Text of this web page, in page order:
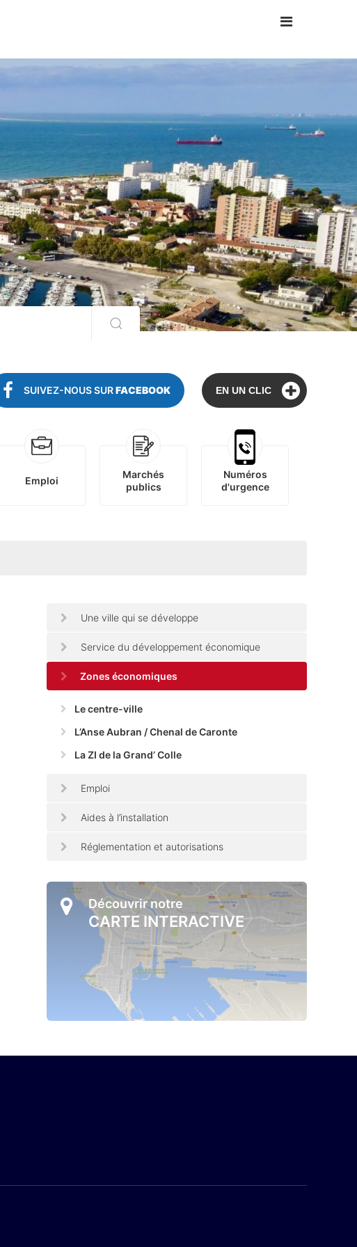
SUIVEZ-NOUS SURFACEBOOK EN UN CLIC
Emploi
Marchés
publics
Numéros
d'urgence
Une ville qui se développe
Service du développement économique
Zones économiques
Le centre-ville
L’Anse Aubran / Chenal de Caronte
La ZI de la Grand’ Colle
Emploi
Aides à l’installation
Réglementation et autorisations
Découvrir notre
CARTE INTERACTIVE